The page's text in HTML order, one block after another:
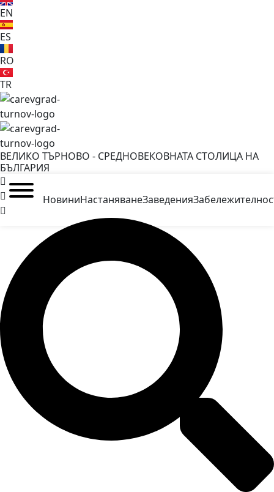
EN
ES
RO
TR
ВЕЛИКО ТЪРНОВО - СРЕДНОВЕКОВНАТА СТОЛИЦА НА
БЪЛГАРИЯ
НовиниНастаняванеЗаведения